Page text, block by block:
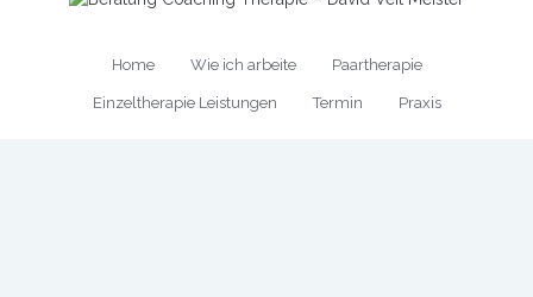
Home Wie ich arbeite Paartherapie
Einzeltherapie Leistungen Termin Praxis